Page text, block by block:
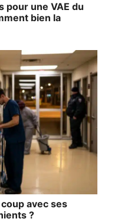
pour une VAE du
bien la
avec ses
?